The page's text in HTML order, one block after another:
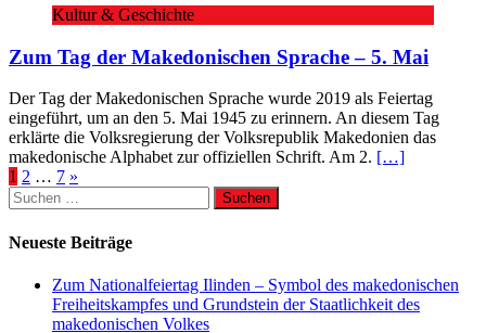
Kultur & Geschichte
Zum Tag der Makedonischen Sprache – 5. Mai
Der Tag der Makedonischen Sprache wurde 2019 als Feiertag
eingeführt, um an den 5. Mai 1945 zu erinnern. An diesem Tag
erklärte die Volksregierung der Volksrepublik Makedonien das
makedonische Alphabet zur offiziellen Schrift. Am 2. […]
Seitennummerierung
der
Beiträge
1 2 … 7 »
Suchen
nach:
Neueste Beiträge
Zum Nationalfeiertag Ilinden – Symbol des makedonischen
Freiheitskampfes und Grundstein der Staatlichkeit des
makedonischen Volkes